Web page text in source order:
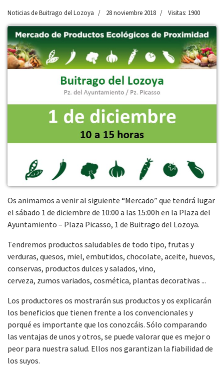
Noticias de Buitrago del Lozoya 28 noviembre 2018 Visitas: 1900
Os animamos a venir al siguiente “Mercado” que tendrá lugar
el sábado 1 de diciembre de 10:00 a las 15:00h en la Plaza del
Ayuntamiento – Plaza Picasso, 1 de Buitrago del Lozoya.
Tendremos productos saludables de todo tipo, frutas y
verduras, quesos, miel, embutidos, chocolate, aceite, huevos,
conservas, productos dulces y salados, vino,
cerveza, zumos variados, cosmética, plantas decorativas ...
Los productores os mostrarán sus productos y os explicarán
los beneficios que tienen frente a los convencionales y
porqué es importante que los conozcáis. Sólo comparando
las ventajas de unos y otros, se puede valorar que es mejor o
peor para nuestra salud. Ellos nos garantizan la fiabilidad de
los suyos.